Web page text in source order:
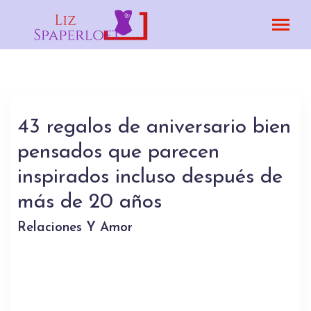
43 regalos de aniversario bien
pensados ​​que parecen
inspirados incluso después de
más de 20 años
Relaciones Y Amor